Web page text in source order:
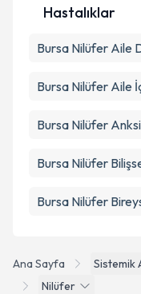
Ana Sayfa Sistemik
Nilüfer
Hastalıklar
Bursa Nilüfer Aile
Bursa Nilüfer Aile
Bursa Nilüfer
Bursa Nilüfer
Bursa Nilüfer